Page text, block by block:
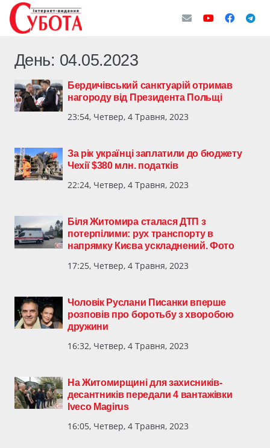
День: 04.05.2023
Бердичівський санктуарій отримав
нагороду від Президента Польщі
23:54, Четвер, 4 Травня, 2023
За рік українці заплатили до бюджету
Чехії $380 млн. податків
22:24, Четвер, 4 Травня, 2023
Біля Житомира сталася ДТП з
потерпілими: рух транспорту в
напрямку Києва ускладнений. Фото
17:25, Четвер, 4 Травня, 2023
Чоловік Руслани Писанки вперше
розповів про боротьбу з хворобою
дружини
16:32, Четвер, 4 Травня, 2023
На Житомирщині для захисників-
десантників передали 4 вантажівки
Iveco Magirus
16:05, Четвер, 4 Травня, 2023